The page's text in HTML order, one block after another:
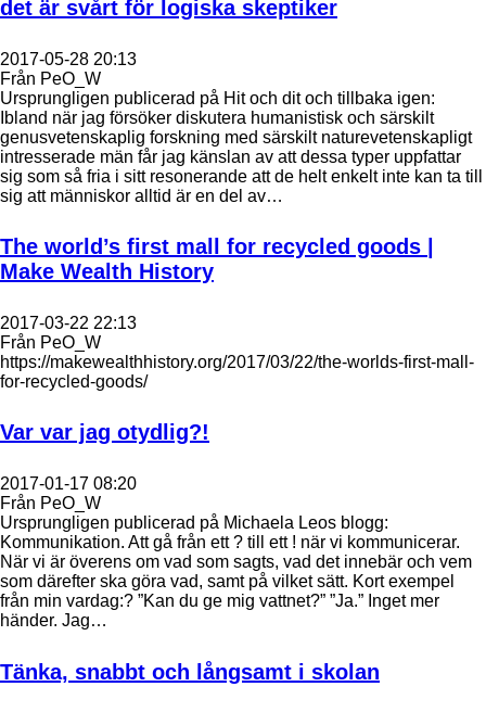
det är svårt för logiska skeptiker
2017-05-28 20:13
Från PeO_W
Ursprungligen publicerad på Hit och dit och tillbaka igen:
Ibland när jag försöker diskutera humanistisk och särskilt
genusvetenskaplig forskning med särskilt naturevetenskapligt
intresserade män får jag känslan av att dessa typer uppfattar
sig som så fria i sitt resonerande att de helt enkelt inte kan ta till
sig att människor alltid är en del av…
The world’s first mall for recycled goods |
Make Wealth History
2017-03-22 22:13
Från PeO_W
https://makewealthhistory.org/2017/03/22/the-worlds-first-mall-
for-recycled-goods/
Var var jag otydlig?!
2017-01-17 08:20
Från PeO_W
Ursprungligen publicerad på Michaela Leos blogg:
Kommunikation. Att gå från ett ? till ett ! när vi kommunicerar.
När vi är överens om vad som sagts, vad det innebär och vem
som därefter ska göra vad, samt på vilket sätt. Kort exempel
från min vardag:? ”Kan du ge mig vattnet?” ”Ja.” Inget mer
händer. Jag…
Tänka, snabbt och långsamt i skolan